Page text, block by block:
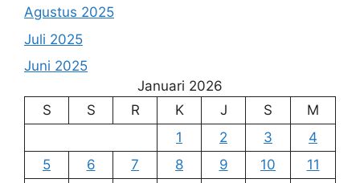
Agustus 2025
Juli 2025
Juni 2025
Januari 2026
S
S R K J S
M
1
2 3
4
5
6 7 8 9 10
11